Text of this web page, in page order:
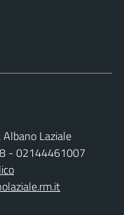
Laziale
- 02144461007